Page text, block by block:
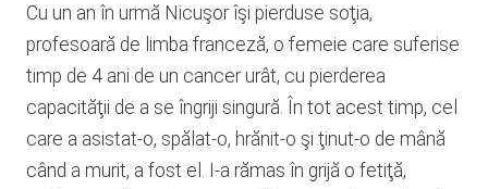
Cu un an în urmă Nicuşor îşi pierduse soţia,
profesoară de limba franceză, o femeie care suferise
timp de 4 ani de un cancer urât, cu pierderea
capacităţii de a se îngriji singură. În tot acest timp, cel
care a asistat-o, spălat-o, hrănit-o şi ţinut-o de mână
când a murit, a fost el. I-a rămas în grijă o fetiţă,